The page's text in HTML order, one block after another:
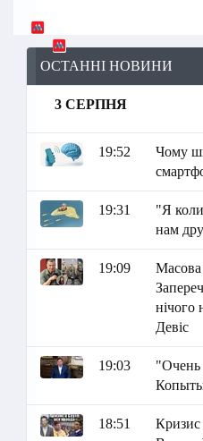
ОСТАННІ НОВИНИ
3 СЕРПНЯ
19:52
Чому
19:31
"Я
нам
19:09
Масова
нічого
Девіс
19:03
"Очень
18:51
Кризис